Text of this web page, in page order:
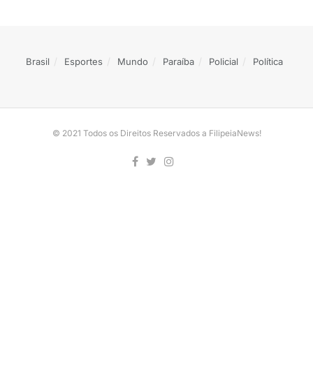
Brasil Esportes Mundo Paraíba Policial Política
© 2021 Todos os Direitos Reservados a FilipeiaNews!